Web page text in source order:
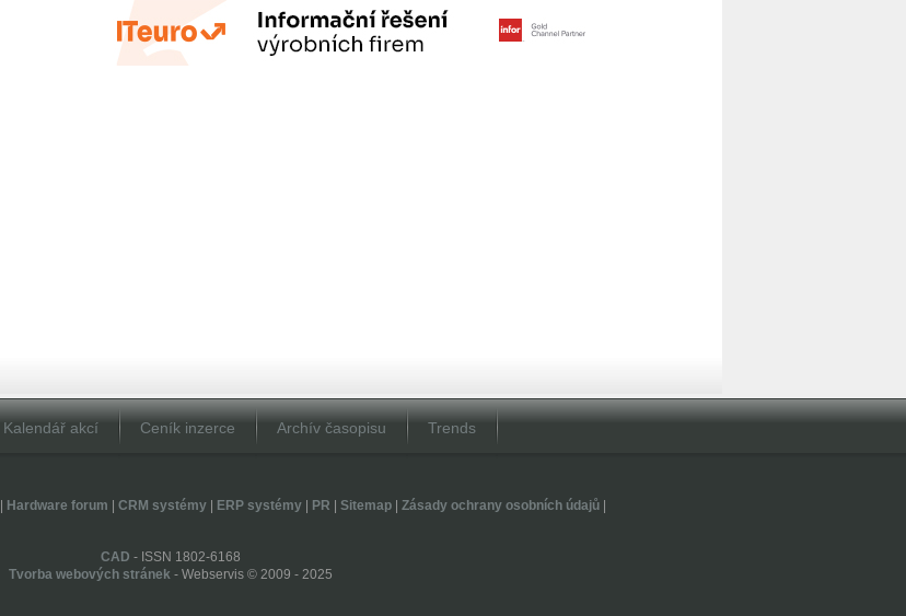
Kalendář akcí Ceník inzerce Archív časopisu Trends
Hardware forum CRM systémy| ERP systémy| PR Sitemap| Zásady ochrany osobních údajů|
CAD - ISSN 1802-6168
Tvorba webových stránek - Webservis © 2009 - 2025